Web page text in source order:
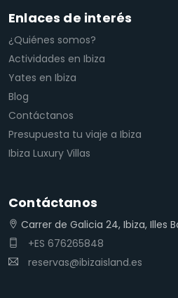
Enlaces de interés
¿Quiénes somos?
Actividades en Ibiza
Yates en Ibiza
Blog
Contáctanos
Presupuesta tu viaje a Ibiza
Ibiza Luxury Villas
Contáctanos
Carrer de Galicia 24, Ibiza, Illes
+ES 676265848
reservas@ibizaisland.es